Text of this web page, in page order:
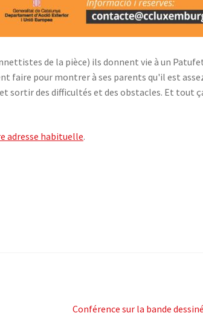
de la pièce) ils donnent vie à un
faire pour montrer à ses parents qu'il est
sortir des difficultés et des obstacles. Et tout
adresse habituelle.
Article
Conférence sur la bande